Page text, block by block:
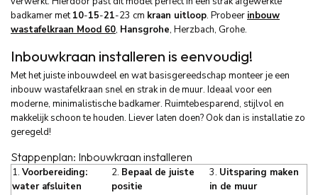
badkamer met10-15-21-23 cm kraan uitloop. Probeer inbouw
wastafelkraan Mood 60, Hansgrohe, Herzbach, Grohe.
Inbouwkraan installeren is eenvoudig!
Met het juiste inbouwdeel en wat basisgereedschap monteer je een
inbouw wastafelkraan snel en strak in de muur. Ideaal voor een
moderne, minimalistische badkamer. Ruimtebesparend, stijlvol en
makkelijk schoon te houden. Liever laten doen? Ook dan is installatie zo
geregeld!
Stappenplan: Inbouwkraan installeren
1. Voorbereiding:
water afsluiten
2. Bepaal de juiste
positie
3. Uitsparing maken
in de muur